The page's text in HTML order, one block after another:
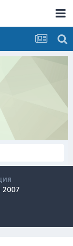
2007